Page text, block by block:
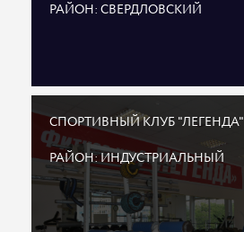
РАЙОН: СВЕРДЛОВСКИЙ
СПОРТИВНЫЙ КЛУБ "ЛЕГЕНДА"
РАЙОН: ИНДУСТРИАЛЬНЫЙ